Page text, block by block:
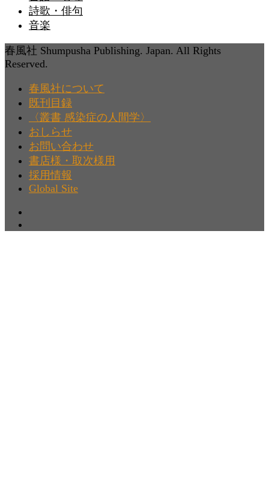
詩歌・俳句
音楽
春風社 Shumpusha Publishing. Japan. All Rights
Reserved.
春風社について
既刊目録
〈叢書 感染症の人間学〉
おしらせ
お問い合わせ
書店様・取次様用
採用情報
Global Site